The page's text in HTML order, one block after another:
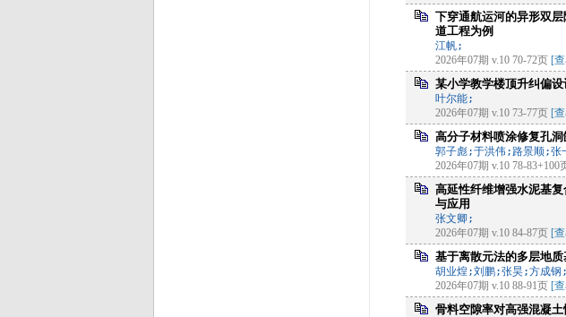
下穿通航运河的异形双
道工程为例
江帆;
2026年07期 v.10 70-72页 [
某小学教学楼顶升纠偏
叶尔能;
2026年07期 v.10 73-77页 [
高分子材料喷涂修复孔
郭子彪;于洪伟;路景顺;张
2026年07期 v.10 78-83+100
高延性纤维增强水泥基
与应用
张文卿;
2026年07期 v.10 84-87页 [
基于离散元法的多层地
胡业煌;刘鹏;张昊;方成钢
2026年07期 v.10 88-91页 [
骨料空隙率对高强混凝